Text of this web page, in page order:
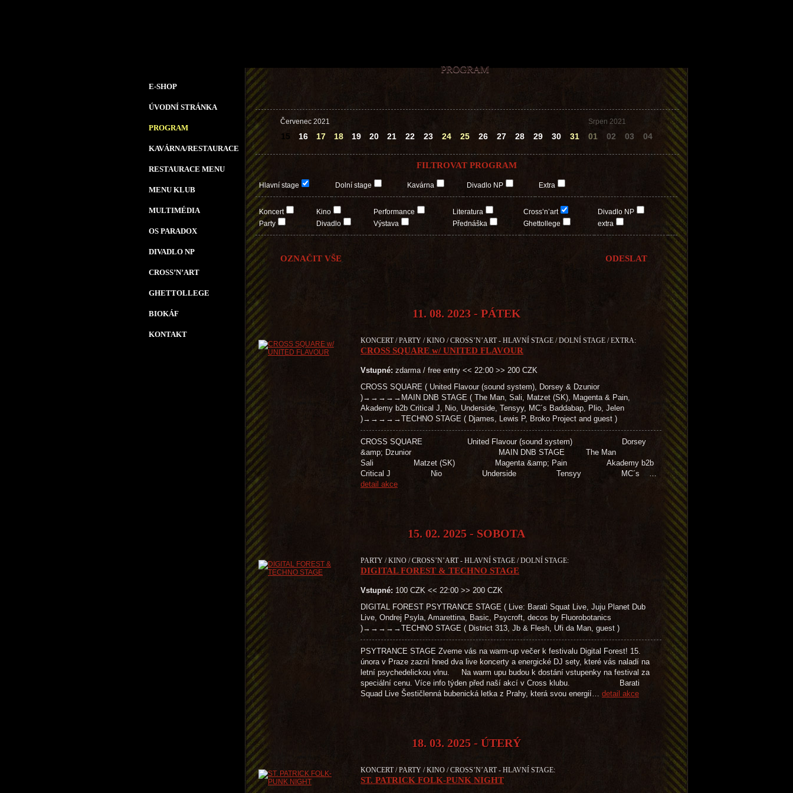
E-SHOP
ÚVODNÍ STRÁNKA
PROGRAM
KAVÁRNA/RESTAURACE
RESTAURACE MENU
MENU KLUB
MULTIMÉDIA
OS PARADOX
DIVADLO NP
CROSS’N’ART
GHETTOLLEGE
BIOKÁF
KONTAKT
PROGRAM
Červenec 2021
15 16 17 18 19 20 21 22 23 24 25 26 27 28 29 30 31
Srpen 2021
01 02 03 04
FILTROVAT PROGRAM
Hlavní stage Dolní stage Kavárna Divadlo NP Extra
Koncert
Party
Kino
Divadlo
Performance
Výstava
Literatura
Přednáška
Cross’n’art
Ghettollege
Divadlo NP
extra
OZNAČIT VŠE
11. 08. 2023 - PÁTEK
KONCERT / PARTY / KINO / CROSS’N’ART - HLAVNÍ STAGE / DOLNÍ STAGE / EXTRA:
CROSS SQUARE w/ UNITED FLAVOUR
Vstupné: zdarma / free entry << 22:00 >> 200 CZK
CROSS SQUARE ( United Flavour (sound system), Dorsey & Dzunior
)→→→→→MAIN DNB STAGE ( The Man, Sali, Matzet (SK), Magenta & Pain,
Akademy b2b Critical J, Nio, Underside, Tensyy, MC´s Baddabap, Plio, Jelen
)→→→→→TECHNO STAGE ( Djames, Lewis P, Broko Project and guest )
CROSS SQUARE United Flavour (sound system) Dorsey
&amp; Dzunior MAIN DNB STAGE The Man
Sali Matzet (SK) Magenta &amp; Pain Akademy b2b
Critical J Nio Underside Tensyy MC´s …
detail akce
15. 02. 2025 - SOBOTA
PARTY / KINO / CROSS’N’ART - HLAVNÍ STAGE / DOLNÍ STAGE:
DIGITAL FOREST & TECHNO STAGE
Vstupné: 100 CZK << 22:00 >> 200 CZK
DIGITAL FOREST PSYTRANCE STAGE ( Live: Barati Squat Live, Juju Planet Dub
Live, Ondrej Psyla, Amarettina, Basic, Psycroft, decos by Fluorobotanics
)→→→→→TECHNO STAGE ( District 313, Jb & Flesh, Ufi da Man, guest )
PSYTRANCE STAGE Zveme vás na warm-up večer k festivalu Digital Forest! 15.
února v Praze zazní hned dva live koncerty a energické DJ sety, které vás naladí na
letní psychedelickou vlnu. Na warm upu budou k dostání vstupenky na festival za
speciální cenu. Více info týden před naší akcí v Cross klubu. Barati
Squad Live Šestičlenná bubenická letka z Prahy, která svou energií… detail akce
18. 03. 2025 - ÚTERÝ
KONCERT / PARTY / KINO / CROSS’N’ART - HLAVNÍ STAGE:
ST. PATRICK FOLK-PUNK NIGHT